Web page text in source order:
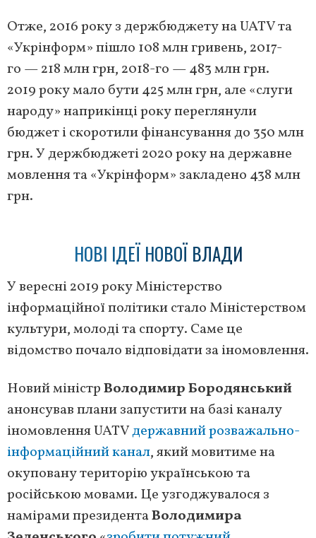
Отже, 2016 року з держбюджету на UATV та
«Укрінформ» пішло 108 млн гривень, 2017-
го — 218 млн грн, 2018-го — 483 млн грн.
2019 року мало бути 425 млн грн, але «слуги
народу» наприкінці року переглянули
бюджет і скоротили фінансування до 350 млн
грн. У держбюджеті 2020 року на державне
мовлення та «Укрінформ» закладено 438 млн
грн.
НОВІ ІДЕЇ НОВОЇ ВЛАДИ
У вересні 2019 року Міністерство
інформаційної політики стало Міністерством
культури, молоді та спорту. Саме це
відомство почало відповідати за іномовлення.
Новий міністрВолодимир Бородянський
анонсував плани запустити на базі каналу
іномовлення UATVдержавний розважально-
інформаційний канал, який мовитиме на
окуповану територію українською та
російською мовами. Це узгоджувалося з
намірами президентаВолодимира